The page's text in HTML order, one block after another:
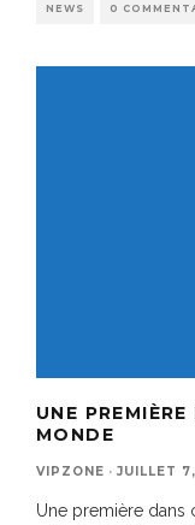
NEWS 0
UNE
MONDE
VIPZONE · JUILLET
Une première dans